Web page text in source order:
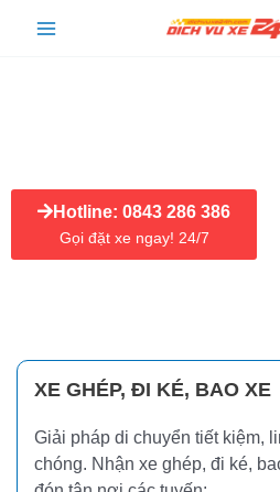
Main
Hotline: 0843 286 386
Gọi đặt xe ngay! 24/7
XE GHÉP, ĐI KÉ, BAO XE
Giải pháp di chuyển tiết kiệm,
chóng. Nhận xe ghép, đi ké,